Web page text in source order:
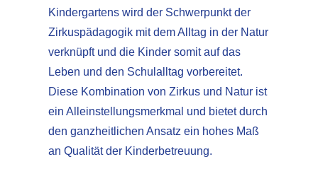
Kindergartens wird der Schwerpunkt der
Zirkuspädagogik mit dem Alltag in der Natur
verknüpft und die Kinder somit auf das
Leben und den Schulalltag vorbereitet.
Diese Kombination von Zirkus und Natur ist
ein Alleinstellungsmerkmal und bietet durch
den ganzheitlichen Ansatz ein hohes Maß
an Qualität der Kinderbetreuung.